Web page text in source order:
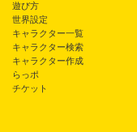
遊び方
世界設定
キャラクター一覧
キャラクター検索
キャラクター作成
らっポ
チケット